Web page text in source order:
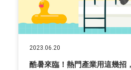
2023.06.20
酷暑來臨！熱門產業用這幾招